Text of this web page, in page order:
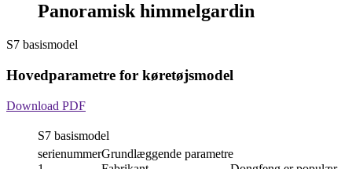
Panoramisk himmelgardin
S7 basismodel
Hovedparametre for køretøjsmodel
Download PDF
S7 basismodel
serienummerGrundlæggende parametre